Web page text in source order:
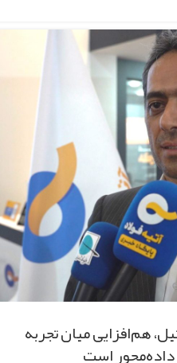
هم‌افزایی میان تجربه
است